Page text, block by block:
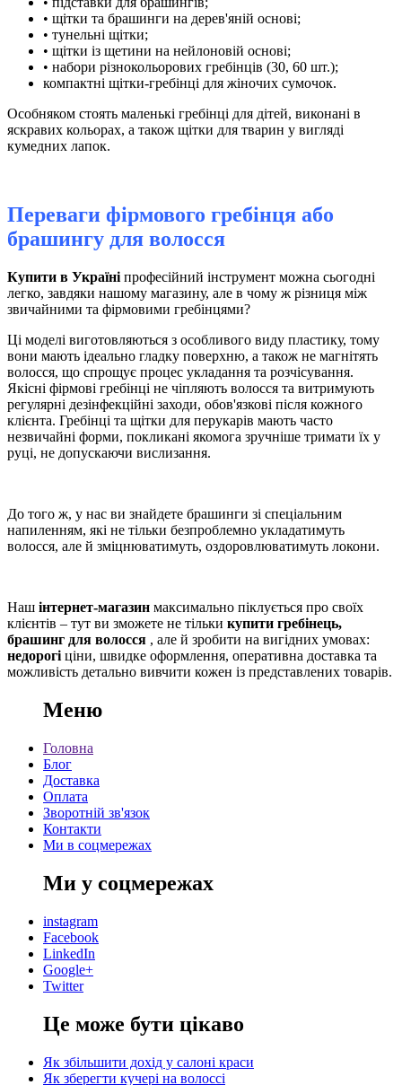
• щітки та брашинги на дерев'яній основі;
• тунельні щітки;
• щітки із щетини на нейлоновій основі;
• набори різнокольорових гребінців (30, 60 шт.);
компактні щітки-гребінці для жіночих сумочок.
Особняком стоять маленькі гребінці для дітей, виконані в
яскравих кольорах, а також щітки для тварин у вигляді
кумедних лапок.
Переваги фірмового гребінця або
брашингу для волосся
Купити в Україні професійний інструмент можна сьогодні
легко, завдяки нашому магазину, але в чому ж різниця між
звичайними та фірмовими гребінцями?
Ці моделі виготовляються з особливого виду пластику, тому
вони мають ідеально гладку поверхню, а також не магнітять
волосся, що спрощує процес укладання та розчісування.
Якісні фірмові гребінці не чіпляють волосся та витримують
регулярні дезінфекційні заходи, обов'язкові після кожного
клієнта. Гребінці та щітки для перукарів мають часто
незвичайні форми, покликані якомога зручніше тримати їх у
руці, не допускаючи вислизання.
До того ж, у нас ви знайдете брашинги зі спеціальним
напиленням, які не тільки безпроблемно укладатимуть
волосся, але й зміцнюватимуть, оздоровлюватимуть локони.
Наш інтернет-магазин максимально піклується про своїх
клієнтів – тут ви зможете не тільки купити гребінець,
брашинг для волосся , але й зробити на вигідних умовах:
недорогі ціни, швидке оформлення, оперативна доставка та
можливість детально вивчити кожен із представлених товарів.
Меню
Головна
Блог
Доставка
Оплата
Зворотній зв'язок
Контакти
Ми в соцмережах
Ми у соцмережах
instagram
Facebook
LinkedIn
Google+
Twitter
Це може бути цікаво
Як збільшити дохід у салоні краси
Як зберегти кучері на волоссі